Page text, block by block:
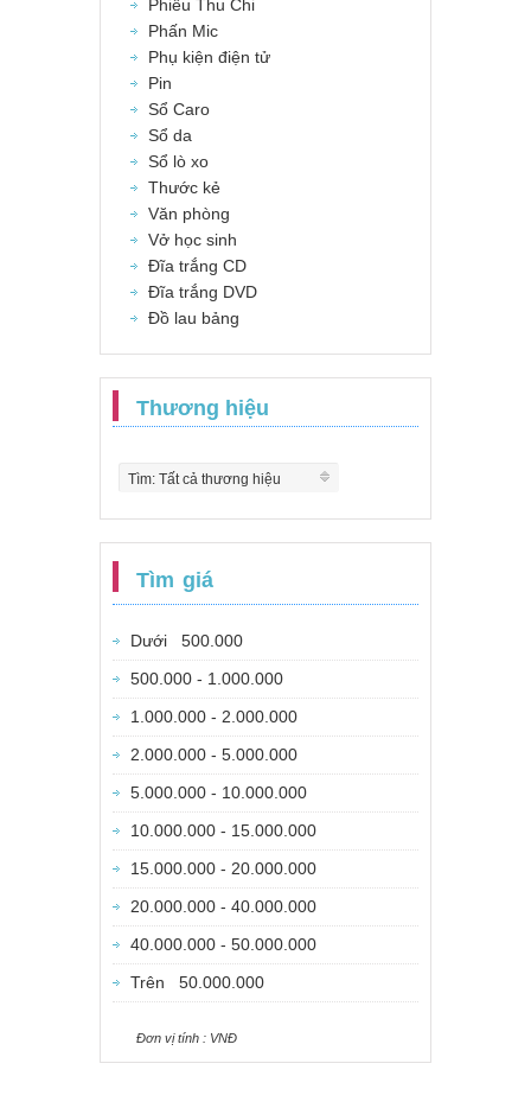
Phiếu Thu Chi
Phấn Mic
Phụ kiện điện tử
Pin
Sổ Caro
Sổ da
Sổ lò xo
Thước kẻ
Văn phòng
Vở học sinh
Đĩa trắng CD
Đĩa trắng DVD
Đồ lau bảng
Thương hiệu
Tìm: Tất cả thương hiệu
Tìm giá
Dưới 500.000
500.000 - 1.000.000
1.000.000 - 2.000.000
2.000.000 - 5.000.000
5.000.000 - 10.000.000
10.000.000 - 15.000.000
15.000.000 - 20.000.000
20.000.000 - 40.000.000
40.000.000 - 50.000.000
Trên 50.000.000
Ðơn vị tính : VNÐ